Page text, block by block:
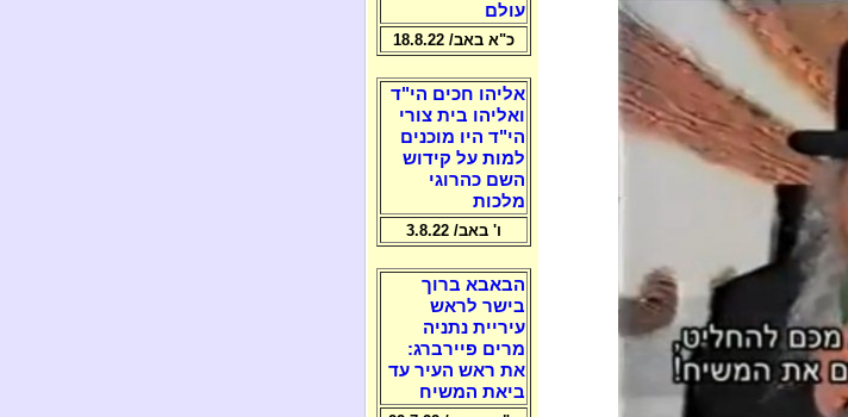
עולם
כ"א באב/ 18.8.22
אליהו חכים הי"ד
ואליהו בית צורי
הי"ד היו מוכנים
למות על קידוש
השם כהרוגי
מלכות
ו' באב/ 3.8.22
הבאבא ברוך
בישר לראש
עיריית נתניה
מרים פיירברג:
את ראש העיר עד
ביאת המשיח